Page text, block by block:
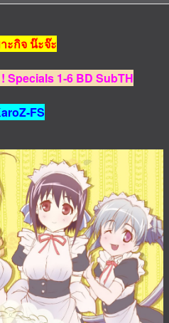
ะกิจ น๊ะจ๊ะ
Specials 1-6 BD SubTH
FS